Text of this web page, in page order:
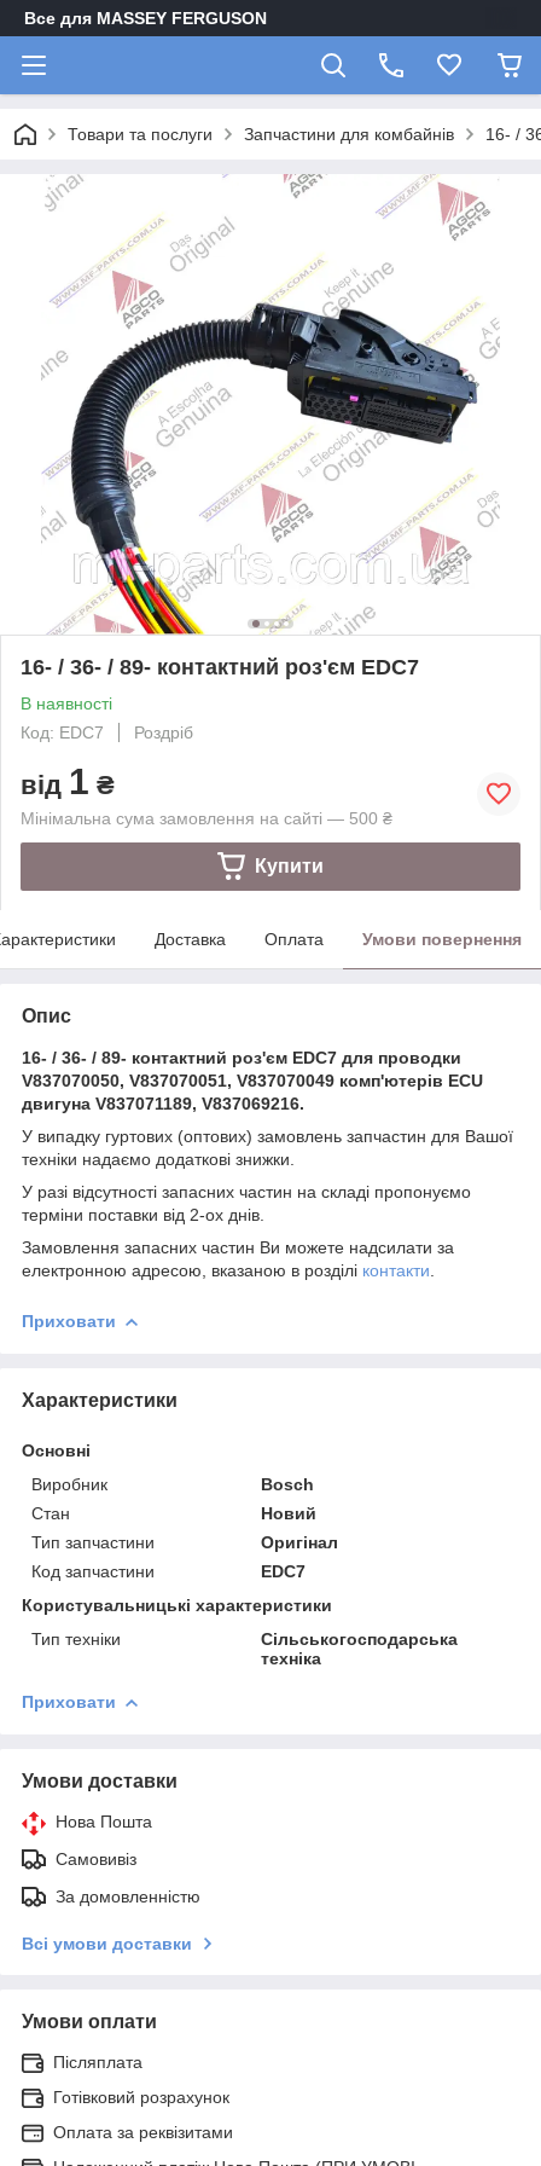
Все для MASSEY FERGUSON
Товари та послуги Запчастини для комбайнів 16- /
16- / 36- / 89- контактний роз'єм EDC7
В наявності
Код: EDC7
Роздріб
від 1 ₴
Мінімальна сума замовлення на сайті — 500 ₴
Купити
Доставка Оплата Умови повернення
Опис
16- / 36- / 89- контактний роз'єм EDC7 для проводки
V837070050, V837070051, V837070049 комп'ютерів ECU
двигуна V837071189, V837069216.
У випадку гуртових (оптових) замовлень запчастин для Вашої
техніки надаємо додаткові знижки.
У разі відсутності запасних частин на складі пропонуємо
терміни поставки від 2-ох днів.
Замовлення запасних частин Ви можете надсилати за
електронною адресою, вказаною в розділі контакти
Приховати
Характеристики
Основні
Виробник
Bosch
Стан
Новий
Тип запчастини
Оригінал
Код запчастини
EDC7
Користувальницькі характеристики
Тип техніки
Сільськогосподарська
техніка
Приховати
Умови доставки
Нова Пошта
Самовивіз
За домовленністю
Всі умови доставки
Умови оплати
Післяплата
Готівковий розрахунок
Оплата за реквізитами